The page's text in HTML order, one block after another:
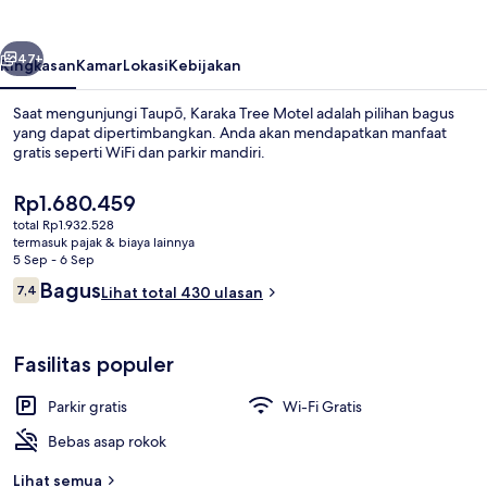
Bathtub spa pribadi
Berikutnya
47+
RingkasanKamarLokasiKebijakan
Saat mengunjungi Taupō, Karaka Tree Motel adalah pilihan bagus
yang dapat dipertimbangkan. Anda akan mendapatkan manfaat
gratis seperti WiFi dan parkir mandiri.
Harga
saat
ini
Rp1.680.459
Rp1.680.459
total Rp1.932.528
termasuk pajak & biaya lainnya
5 Sep - 6 Sep
Ulasan
7,47,4 dari 10
BagusLihat total 430 ulasan
Fasilitas populer
Parkir gratis
Wi-Fi Gratis
Bebas asap rokok
Lihat semua